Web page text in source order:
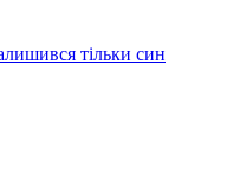
тільки син